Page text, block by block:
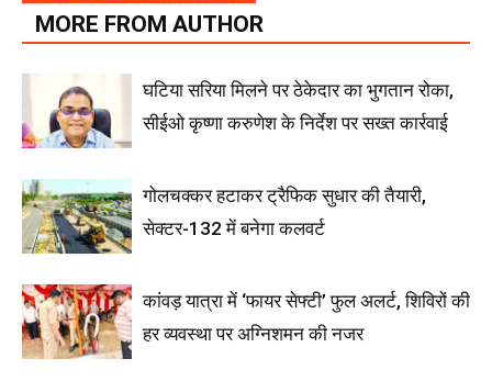
MORE FROM AUTHOR
घटिया सरिया मिलने पर ठेकेदार का भुगतान रोका,
सीईओ कृष्णा करुणेश के निर्देश पर सख्त कार्रवाई
गोलचक्कर हटाकर ट्रैफिक सुधार की तैयारी,
सेक्टर-132 में बनेगा कलवर्ट
कांवड़ यात्रा में ‘फायर सेफ्टी’ फुल अलर्ट, शिविरों की
हर व्यवस्था पर अग्निशमन की नजर